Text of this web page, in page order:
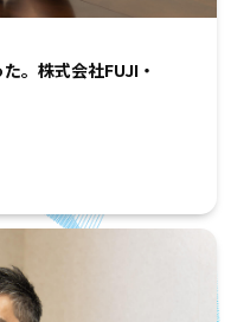
。株式会社FUJI・